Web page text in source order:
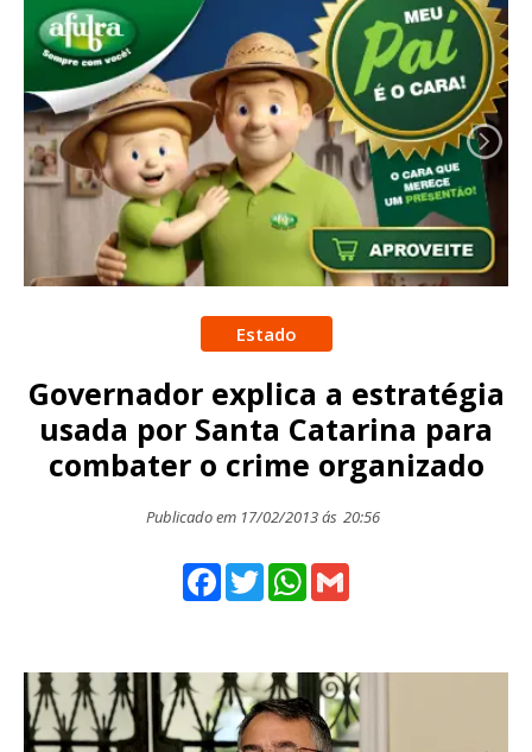
Estado
Governador explica a estratégia
usada por Santa Catarina para
combater o crime organizado
Publicado em 17/02/2013 ás 20:56
Facebook
TwitterWhatsApp